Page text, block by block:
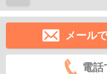
メール
電話